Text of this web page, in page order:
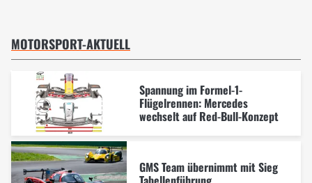
MOTORSPORT-AKTUELL
Spannung im Formel-1-
Flügelrennen: Mercedes
wechselt auf Red-Bull-Konzept
GMS Team übernimmt mit Sieg